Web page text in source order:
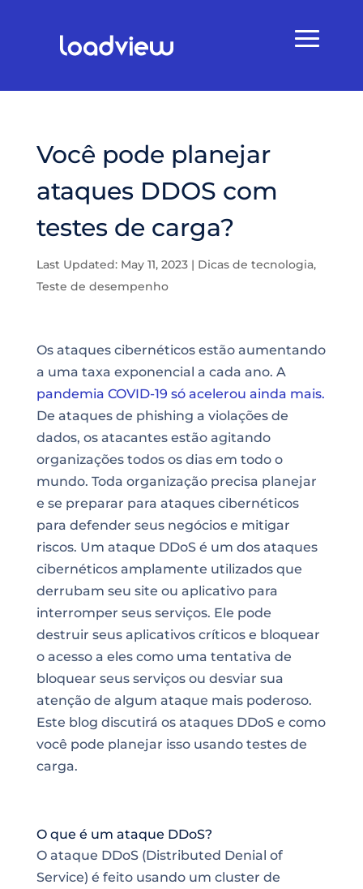
Você pode planejar
ataques DDOS com
testes de carga?
Last Updated: May 11, 2023| Dicas de tecnologia,
Teste de desempenho
Os ataques cibernéticos estão aumentando
a uma taxa exponencial a cada ano. A
pandemia COVID-19 só acelerou ainda mais.
De ataques de phishing a violações de
dados, os atacantes estão agitando
organizações todos os dias em todo o
mundo. Toda organização precisa planejar
e se preparar para ataques cibernéticos
para defender seus negócios e mitigar
riscos. Um ataque DDoS é um dos ataques
cibernéticos amplamente utilizados que
derrubam seu site ou aplicativo para
interromper seus serviços. Ele pode
destruir seus aplicativos críticos e bloquear
o acesso a eles como uma tentativa de
bloquear seus serviços ou desviar sua
atenção de algum ataque mais poderoso.
Este blog discutirá os ataques DDoS e como
você pode planejar isso usando testes de
carga.
O que é um ataque DDoS?
O ataque DDoS (Distributed Denial of
Service) é feito usando um cluster de